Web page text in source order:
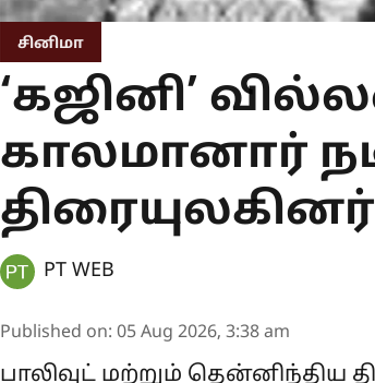
சினிமா
‘கஜினி’
காலமானார்
PT WEB
Published on: 05 Aug 2026, 3:38 am
பாலிவுட் மற்றும் தென்னிந்திய